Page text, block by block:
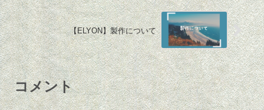
【ELYON】製作について
コメント